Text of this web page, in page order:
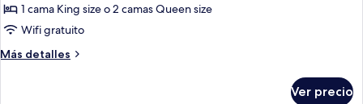
junior,
frente
océano
1 cama King size o 2 camas Queen size
Wifi gratuito
Más detalles
Más
Ver precio